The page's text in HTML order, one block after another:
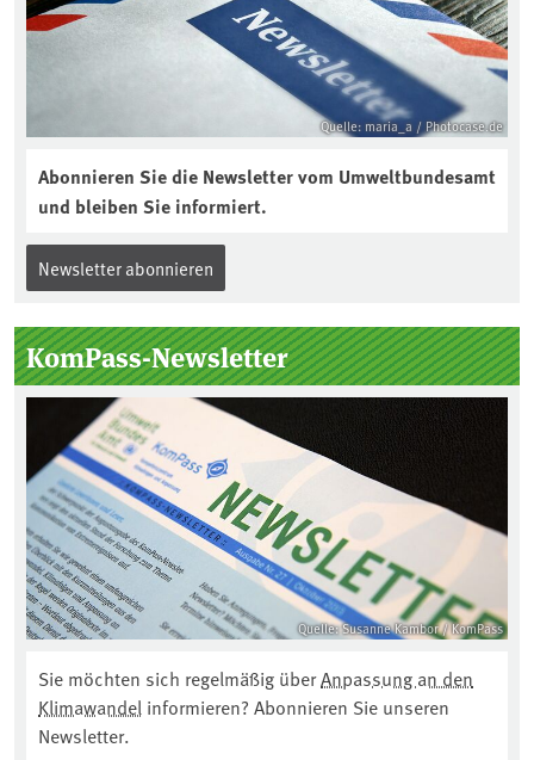
Quelle: maria_a / Photocase.de
Abonnieren Sie die Newsletter vom Umweltbundesamt
und bleiben Sie informiert.
Newsletter abonnieren
KomPass-Newsletter
Quelle: Susanne Kambor / KomPass
Sie möchten sich regelmäßig überAnpassung an den
Klimawandel informieren? Abonnieren Sie unseren
Newsletter.